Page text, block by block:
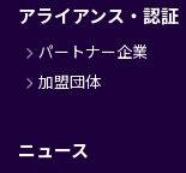
アライアンス・認証
パートナー企業
加盟団体
ニュース